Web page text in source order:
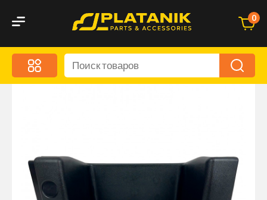
0
Меню
Акционные предложения
Оптика и светотехника
Брызговики